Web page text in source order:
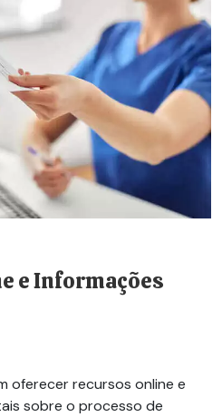
e Informações
oferecer recursos online e
sobre o processo de